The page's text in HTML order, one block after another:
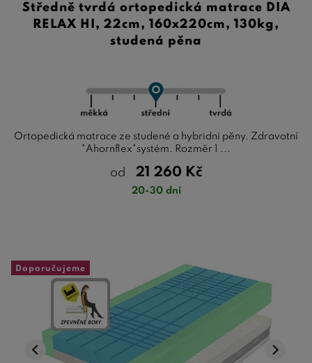
Středně tvrdá ortopedická matrace DIA
RELAX HI, 22cm, 160x220cm, 130kg,
studená pěna
Ortopedická matrace ze studené a hybridní pěny. Zdravotní
"Ahornflex"systém. Rozměr 1 ...
od 21 260 Kč
20-30 dní
Doporučujeme